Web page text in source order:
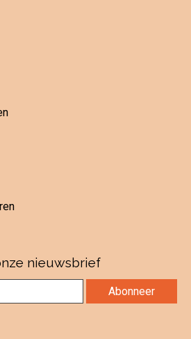
nieuwsbrief
Abonneer